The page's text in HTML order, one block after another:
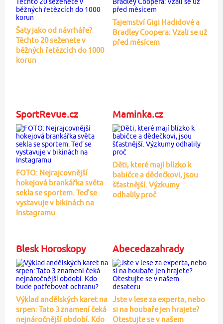
Šaty jako od návrháře?
Těchto 20 seženete v
běžných řetězcích do 1000
korun
Tajemství Gigi Hadidové a
Bradley Coopera: Vzali se už
před měsícem
SportRevue.cz
FOTO: Nejrajcovnější
hokejová brankářka světa
sekla se sportem. Teď se
vystavuje v bikinách na
Instagramu
Maminka.cz
Děti, které mají blízko k
babičce a dědečkovi, jsou
šťastnější. Výzkumy
odhalily proč
Blesk Horoskopy
Výklad andělských karet na
srpen: Tato 3 znamení čeká
nejnáročnější období. Kdo
Abecedazahrady
Jste v lese za experta, nebo
si na houbaře jen hrajete?
Otestujte se v našem